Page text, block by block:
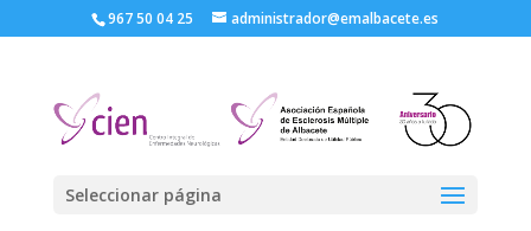
967 50 04 25 administrador@emalbacete.es
Seleccionar página